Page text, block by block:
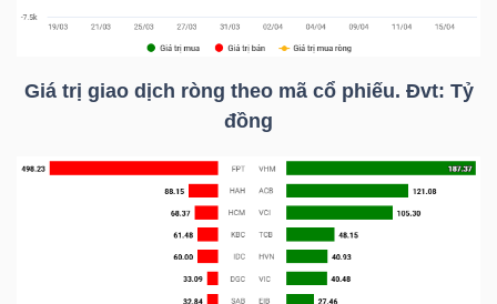
Giá trị giao dịch ròng theo mã cổ phiếu. Đvt: Tỷ
đồng
VIETSTOCKFINANCE